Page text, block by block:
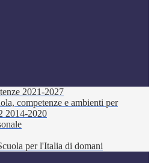
2021-2027
competenze e ambienti per
2014-2020
per l'Italia di domani